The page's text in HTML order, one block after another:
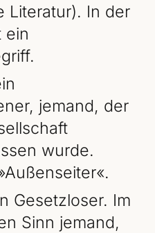
Literatur). In der
ein
jemand, der
wurde.
Gesetzloser. Im
Sinn jemand,